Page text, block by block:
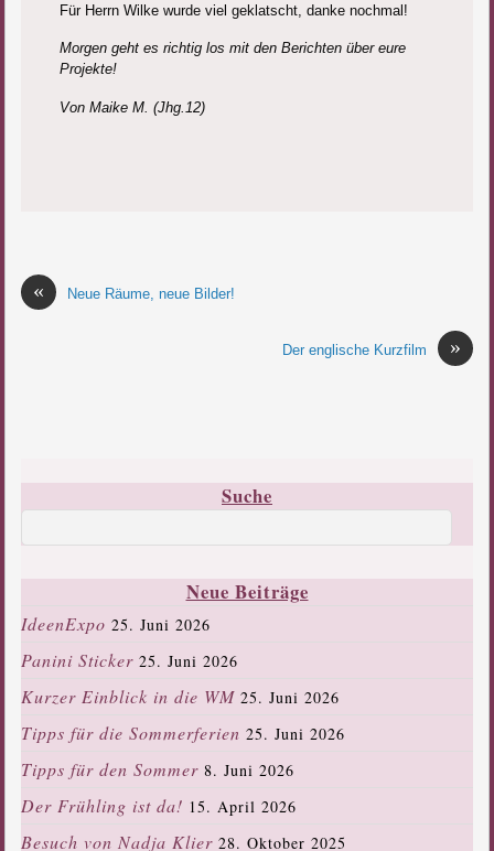
Für Herrn Wilke wurde viel geklatscht, danke nochmal!
Morgen geht es richtig los mit den Berichten über eure
Projekte!
Von Maike M. (Jhg.12)
« Neue Räume, neue Bilder!
»
Der englische Kurzfilm
Suche
Neue Beiträge
IdeenExpo 25. Juni 2026
Panini Sticker 25. Juni 2026
Kurzer Einblick in die WM 25. Juni 2026
Tipps für die Sommerferien 25. Juni 2026
Tipps für den Sommer 8. Juni 2026
Der Frühling ist da! 15. April 2026
Besuch von Nadja Klier 28. Oktober 2025